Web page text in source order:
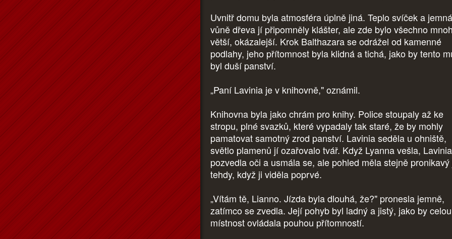
Uvnitř domu byla atmosféra úplně jiná. Teplo svíček a jemná
vůně dřeva jí připomněly klášter, ale zde bylo všechno
větší, okázalejší. Krok Balthazara se odrážel od kamenné
podlahy, jeho přítomnost byla klidná a tichá, jako by tento
byl duší panství.
„Paní Lavinia je v knihovně," oznámil.
Knihovna byla jako chrám pro knihy. Police stoupaly až ke
stropu, plné svazků, které vypadaly tak staré, že by mohly
pamatovat samotný zrod panství. Lavinia seděla u ohniště,
světlo plamenů jí ozařovalo tvář. Když Lyanna vešla, Lavinia
pozvedla oči a usmála se, ale pohled měla stejně
tehdy, když ji viděla poprvé.
„Vítám tě, Lianno. Jízda byla dlouhá, že?" pronesla jemně,
zatímco se zvedla. Její pohyb byl ladný a jistý, jako by celou
místnost ovládala pouhou přítomností.